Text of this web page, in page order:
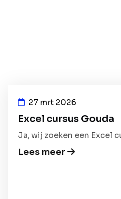
27 mrt 2026
Excel cursus Gouda
Ja, wij zoeken een Excel
Lees meer